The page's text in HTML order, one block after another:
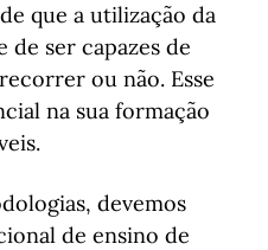
que a utilização da
de ser capazes de
ou não. Esse
na sua formação
devemos
de ensino de